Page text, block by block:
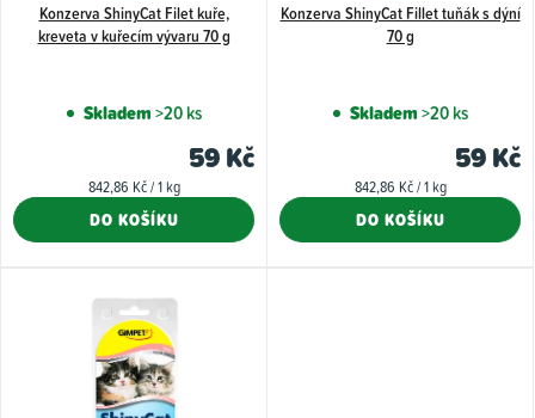
t
ů
Konzerva ShinyCat Filet kuře,
kreveta v kuřecím vývaru 70 g
Skladem>20 ks
59 Kč
Měrná
842,86 Kč / 1 kg
DO KOŠÍKU
Konzerva ShinyCat Fillet tuňák s dýní
70 g
Skladem>20 ks
59 Kč
Měrná
842,86 Kč / 1 kg
DO KOŠÍKU